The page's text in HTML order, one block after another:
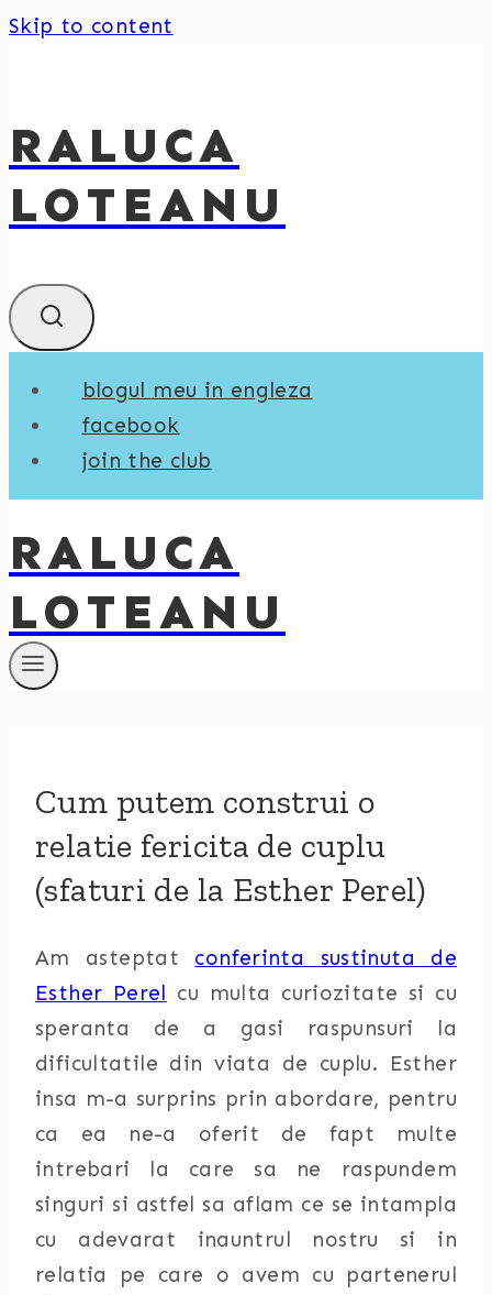
Skip to content
RALUCA
LOTEANU
blogul meu in engleza
facebook
join the club
RALUCA
LOTEANU
Cum putem construi o
relatie fericita de cuplu
(sfaturi de la Esther Perel)
Am asteptat conferinta sustinuta de
Esther Perel cu multa curiozitate si cu
speranta de a gasi raspunsuri la
dificultatile din viata de cuplu. Esther
insa m-a surprins prin abordare, pentru
ca ea ne-a oferit de fapt multe
intrebari la care sa ne raspundem
singuri si astfel sa aflam ce se intampla
cu adevarat inauntrul nostru si in
relatia pe care o avem cu partenerul